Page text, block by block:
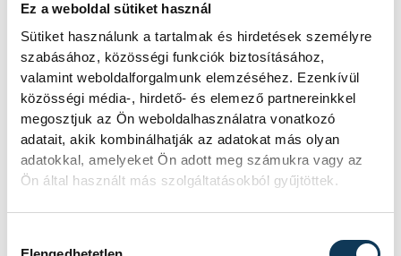
Ez a weboldal sütiket használ
Sütiket használunk a tartalmak és hirdetések személyre
szabásához, közösségi funkciók biztosításához,
valamint weboldalforgalmunk elemzéséhez. Ezenkívül
közösségi média-, hirdető- és elemező partnereinkkel
megosztjuk az Ön weboldalhasználatra vonatkozó
adatait, akik kombinálhatják az adatokat más olyan
adatokkal, amelyeket Ön adott meg számukra vagy az
Ön által használt más szolgáltatásokból gyűjtöttek.
akkora, mint Magyarországé: 9,6 millió
ember. Ez a város pedig Veszprémmel ápol
már húsz éve partnervárosi kapcsolatot.
Ennek egyik eredménye a Pannon
Egyetemre szervezett fotókiállítás, aminek
a megnyitóján a hazánkban tartózkodó
ningbói delegáció is részt vett hétfőn.